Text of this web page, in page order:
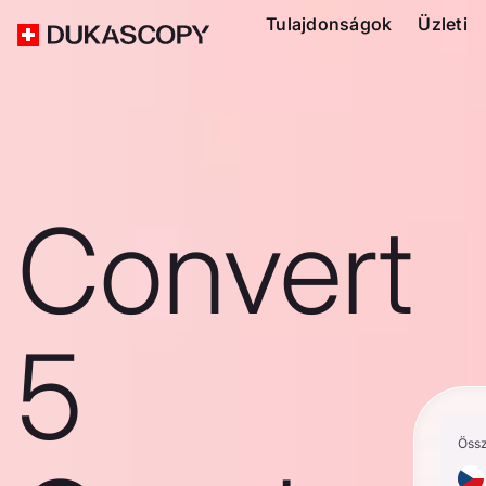
Tulajdonságok Üzleti
Convert
5